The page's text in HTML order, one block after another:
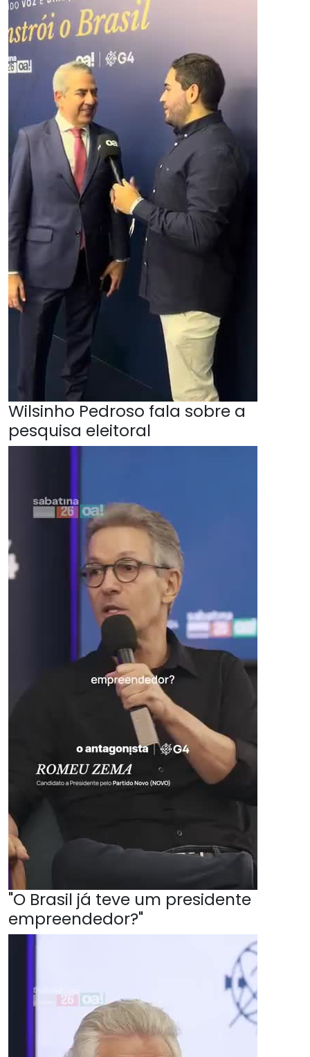
Wilsinho Pedroso fala sobre a
pesquisa eleitoral
"O Brasil já teve um presidente
empreendedor?"